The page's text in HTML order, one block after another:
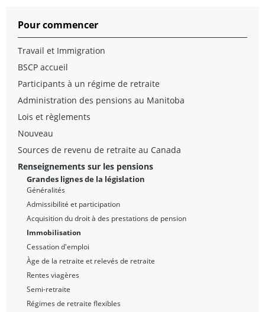
Pour commencer
Travail et Immigration
BSCP accueil
Participants à un régime de retraite
Administration des pensions au Manitoba
Lois et règlements
Nouveau
Sources de revenu de retraite au Canada
Renseignements sur les pensions
Grandes lignes de la législation
Généralités
Admissibilité et participation
Acquisition du droit à des prestations de pension
Immobilisation
Cessation d'emploi
Àge de la retraite et relevés de retraite
Rentes viagères
Semi-retraite
Régimes de retraite flexibles